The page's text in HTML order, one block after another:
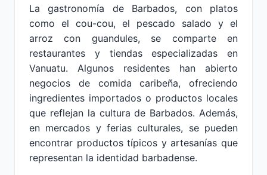
La gastronomía de Barbados, con platos
como el cou-cou, el pescado salado y el
arroz con guandules, se comparte en
restaurantes y tiendas especializadas en
Vanuatu. Algunos residentes han abierto
negocios de comida caribeña, ofreciendo
ingredientes importados o productos locales
que reflejan la cultura de Barbados. Además,
en mercados y ferias culturales, se pueden
encontrar productos típicos y artesanías que
representan la identidad barbadense.